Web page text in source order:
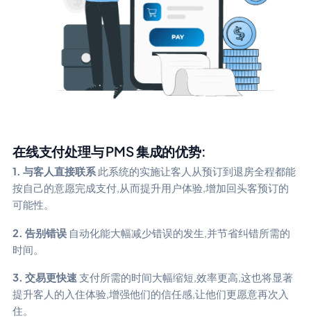
在线支付处理与 PMS 集成的优势:
1. 与客人直接联系 此系统的实施让客人从预订到退房全程都能
按自己的意愿完成支付,从而提升用户体验,增加回头客预订的
可能性。
2. 告别错误 自动化能大幅减少错误的发生,并节省纠错所需的
时间。
3. 交易更快速 支付所需的时间大幅缩短,效率更高,这也将显著
提升客人的入住体验,增强他们的信任感,让他们更愿意再次入
住。